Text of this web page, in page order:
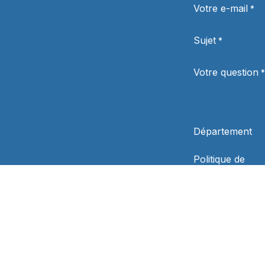
Votre e-mail *
Sujet *
Votre question *
Département
Politique de